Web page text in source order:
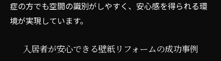
症の方でも空間の識別がしやすく、安心感を得られる環
境が実現しています。
入居者が安心できる壁紙リフォームの成功事例